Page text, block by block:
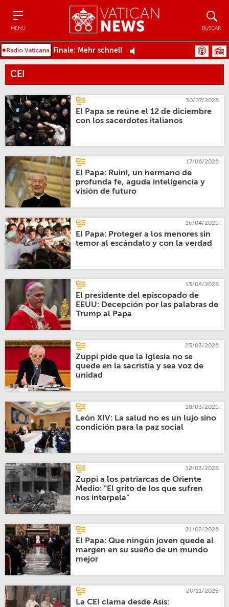
MENU BUSCAR
Finale: Mehr schnell
CEI
30/07/2026
El Papa se reúne el 12 de diciembre
con los sacerdotes italianos
17/06/2026
El Papa: Ruini, un hermano de
profunda fe, aguda inteligencia y
visión de futuro
16/04/2026
El Papa: Proteger a los menores sin
temor al escándalo y con la verdad
13/04/2026
El presidente del episcopado de
EEUU: Decepción por las palabras de
Trump al Papa
23/03/2026
Zuppi pide que la Iglesia no se
quede en la sacristía y sea voz de
unidad
18/03/2026
León XIV: La salud no es un lujo sino
condición para la paz social
12/03/2026
Zuppi a los patriarcas de Oriente
Medio: "El grito de los que sufren
nos interpela"
21/02/2026
El Papa: Que ningún joven quede al
margen en su sueño de un mundo
mejor
20/11/2025
La CEI clama desde Asís: